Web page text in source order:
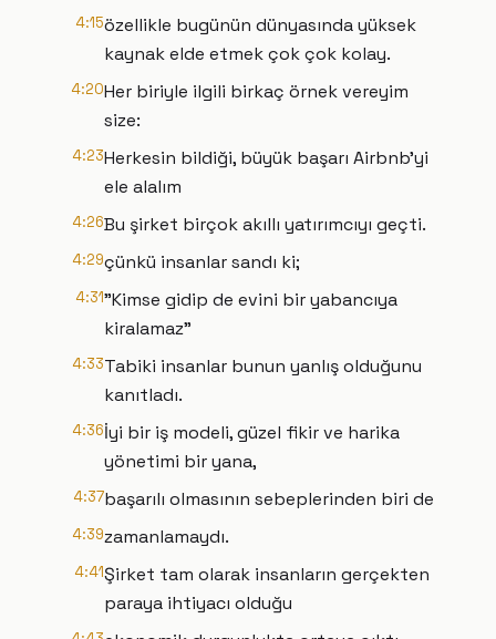
4:15özellikle bugünün dünyasında yüksek
kaynak elde etmek çok çok kolay.
4:20Her biriyle ilgili birkaç örnek vereyim
size:
4:23Herkesin bildiği, büyük başarı Airbnb'yi
ele alalım
4:26Bu şirket birçok akıllı yatırımcıyı geçti.
4:29çünkü insanlar sandı ki;
4:31"Kimse gidip de evini bir yabancıya
kiralamaz"
4:33Tabiki insanlar bunun yanlış olduğunu
kanıtladı.
4:36İyi bir iş modeli, güzel fikir ve harika
yönetimi bir yana,
4:37başarılı olmasının sebeplerinden biri de
4:39zamanlamaydı.
4:41Şirket tam olarak insanların gerçekten
paraya ihtiyacı olduğu